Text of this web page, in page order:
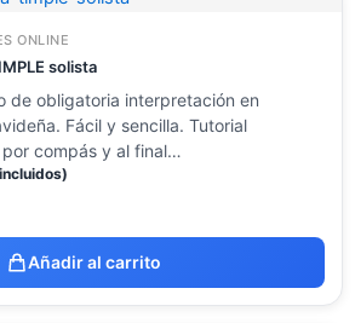
ONLINE
solista
de obligatoria interpretación en
Fácil y sencilla. Tutorial
compás y al final…
Añadir al carrito